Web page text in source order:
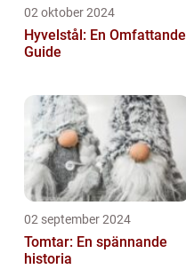
02 oktober 2024
Hyvelstål: En Omfattande
Guide
02 september 2024
Tomtar: En spännande
historia